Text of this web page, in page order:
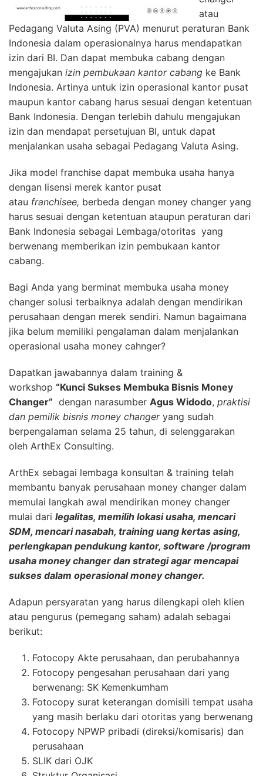
atau
Pedagang Valuta Asing (PVA) menurut peraturan Bank
Indonesia dalam operasionalnya harus mendapatkan
izin dari BI. Dan dapat membuka cabang dengan
mengajukan izin pembukaan kantor cabang ke Bank
Indonesia. Artinya untuk izin operasional kantor pusat
maupun kantor cabang harus sesuai dengan ketentuan
Bank Indonesia. Dengan terlebih dahulu mengajukan
izin dan mendapat persetujuan BI, untuk dapat
menjalankan usaha sebagai Pedagang Valuta Asing.
Jika model franchise dapat membuka usaha hanya
dengan lisensi merek kantor pusat
atau franchisee, berbeda dengan money changer yang
harus sesuai dengan ketentuan ataupun peraturan dari
Bank Indonesia sebagai Lembaga/otoritas yang
berwenang memberikan izin pembukaan kantor
cabang.
Bagi Anda yang berminat membuka usaha money
changer solusi terbaiknya adalah dengan mendirikan
perusahaan dengan merek sendiri. Namun bagaimana
jika belum memiliki pengalaman dalam menjalankan
operasional usaha money cahnger?
Dapatkan jawabannya dalam training &
workshop “Kunci Sukses Membuka Bisnis Money
Changer” dengan narasumber Agus Widodo, praktisi
dan pemilik bisnis money changeryang sudah
berpengalaman selama 25 tahun, di selenggarakan
oleh ArthEx Consulting.
ArthEx sebagai lembaga konsultan & training telah
membantu banyak perusahaan money changer dalam
memulai langkah awal mendirikan money changer
mulai dari legalitas, memilih lokasi usaha, mencari
SDM, mencari nasabah, training uang kertas asing,
perlengkapan pendukung kantor, software /program
usaha money changer dan strategi agar mencapai
sukses dalam operasional money changer.
Adapun persyaratan yang harus dilengkapi oleh klien
atau pengurus (pemegang saham) adalah sebagai
berikut:
Fotocopy Akte perusahaan, dan perubahannya
Fotocopy pengesahan perusahaan dari yang
berwenang: SK Kemenkumham
Fotocopy surat keterangan domisili tempat usaha
yang masih berlaku dari otoritas yang berwenang
Fotocopy NPWP pribadi (direksi/komisaris) dan
perusahaan
SLIK dari OJK